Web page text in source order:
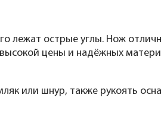
лежат острые углы. Нож
цены и надёжных
или шнур, также рукоять